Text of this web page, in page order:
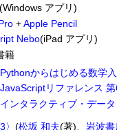
アプリ)
+Apple Pencil
Nebo(iPad アプリ)
籍
Pythonからはじめる数学
JavaScriptリファレンス 第
インタラクティブ・デー
(松坂 和夫(著)、 岩波書